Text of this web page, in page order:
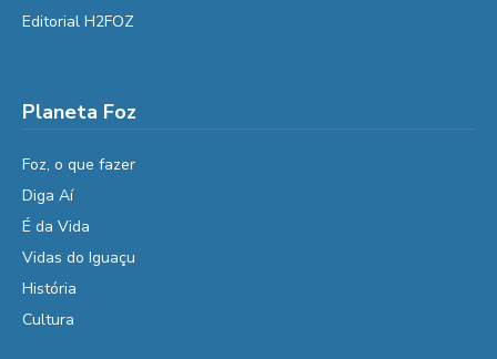
Editorial H2FOZ
Planeta Foz
Foz, o que fazer
Diga Aí
É da Vida
Vidas do Iguaçu
História
Cultura